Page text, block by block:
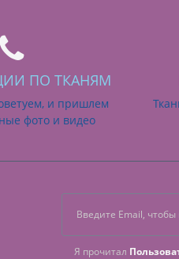
ПО ТКАНЯМ
и пришлем
фото и видео
Я прочитал